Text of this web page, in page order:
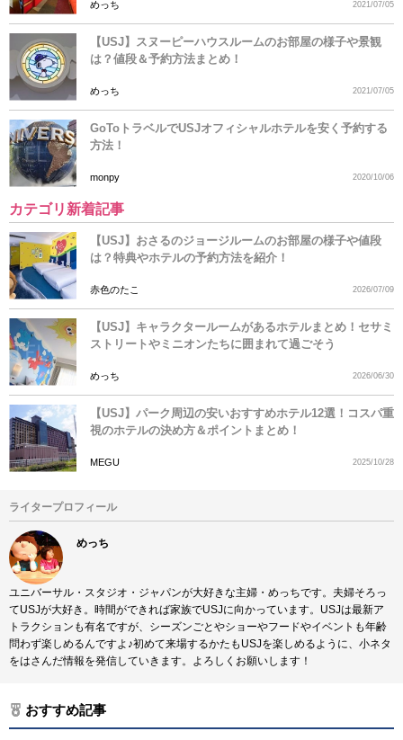
めっち 2021/07/05
【USJ】スヌーピーハウスルームのお部屋の様子や景観
は？値段＆予約方法まとめ！
めっち 2021/07/05
GoToトラベルでUSJオフィシャルホテルを安く予約する
方法！
monpy 2020/10/06
カテゴリ新着記事
【USJ】おさるのジョージルームのお部屋の様子や値段
は？特典やホテルの予約方法を紹介！
赤色のたこ 2026/07/09
【USJ】キャラクタールームがあるホテルまとめ！セサミ
ストリートやミニオンたちに囲まれて過ごそう
めっち 2026/06/30
【USJ】パーク周辺の安いおすすめホテル12選！コスパ重
視のホテルの決め方＆ポイントまとめ！
MEGU 2025/10/28
ライタープロフィール
めっち
ユニバーサル・スタジオ・ジャパンが大好きな主婦・めっちです。夫婦そろっ
てUSJが大好き。時間ができれば家族でUSJに向かっています。USJは最新ア
トラクションも有名ですが、シーズンごとやショーやフードやイベントも年齢
問わず楽しめるんですよ♪初めて来場するかたもUSJを楽しめるように、小ネタ
をはさんだ情報を発信していきます。よろしくお願いします！
おすすめ記事